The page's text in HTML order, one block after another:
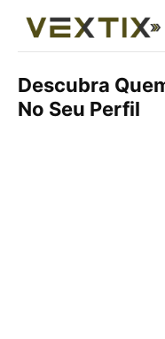
Descubra
No Seu Perfil